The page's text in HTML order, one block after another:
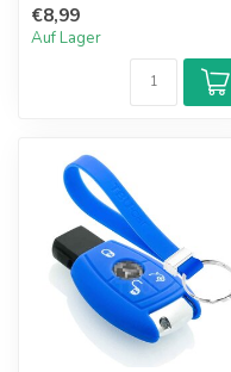
€8,99
Auf Lager